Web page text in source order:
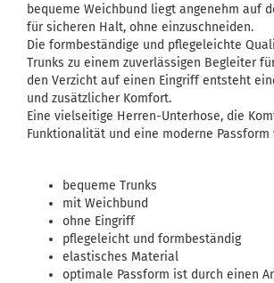
bequeme Weichbund liegt angenehm auf
für sicheren Halt, ohne einzuschneiden.
Die formbeständige und pflegeleichte
Trunks zu einem zuverlässigen Begleiter
den Verzicht auf einen Eingriff entsteht
und zusätzlicher Komfort.
Eine vielseitige Herren-Unterhose, die
Funktionalität und eine moderne Passform
bequeme Trunks
mit Weichbund
ohne Eingriff
pflegeleicht und formbeständig
elastisches Material
optimale Passform ist durch einen